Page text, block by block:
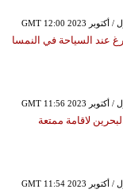
عند السياحة في النمسا
لاقامة ممتعة